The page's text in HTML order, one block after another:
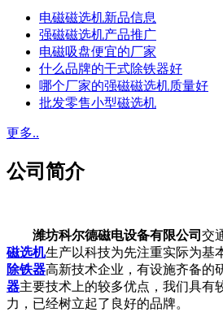
电磁磁选机新品信息
强磁磁选机产品推广
电磁吸盘便宜的厂家
什么品牌的干式除铁器好
哪个厂家的强磁磁选机质量好
批发零售小型磁选机
更多..
公司简介
潍坊科尔德磁电设备有限公司 交
磁选机生产以科技为先注重实际为基
除铁器高新技术企业，有设施齐备的
器主要技术上的较多优点，我们具有
力，已经树立起了良好的品牌。